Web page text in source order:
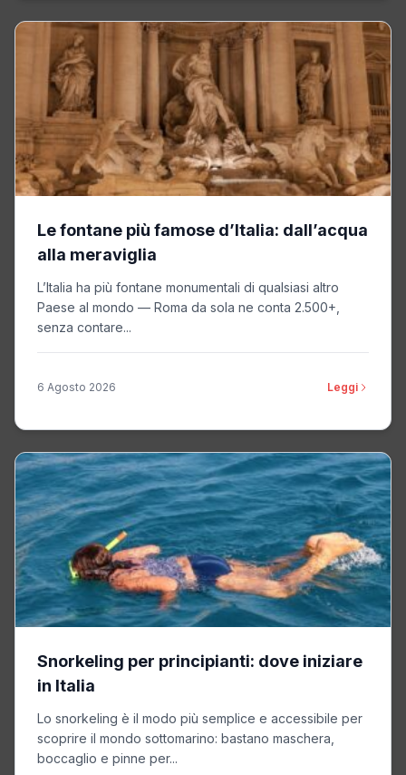
Le fontane più famose d’Italia: dall’acqua
alla meraviglia
L’Italia ha più fontane monumentali di qualsiasi altro
Paese al mondo — Roma da sola ne conta 2.500+,
senza contare...
6 Agosto 2026 Leggi
Snorkeling per principianti: dove iniziare
in Italia
Lo snorkeling è il modo più semplice e accessibile per
scoprire il mondo sottomarino: bastano maschera,
boccaglio e pinne per...